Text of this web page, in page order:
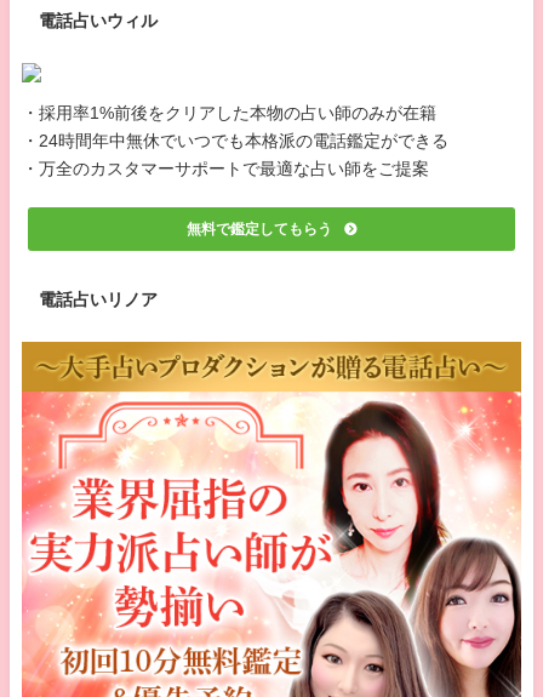
電話占いウィル
・採用率1%前後をクリアした本物の占い師のみが在籍
・24時間年中無休でいつでも本格派の電話鑑定ができる
・万全のカスタマーサポートで最適な占い師をご提案
無料で鑑定してもらう
電話占いリノア